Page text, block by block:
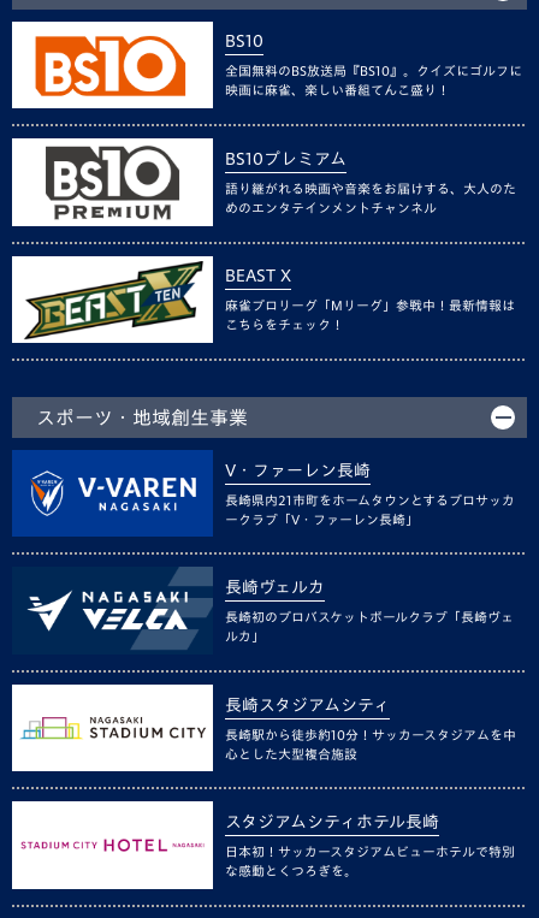
BS10
全国無料のBS放送局『BS10』。クイズにゴルフに
映画に麻雀、楽しい番組てんこ盛り！
BS10プレミアム
語り継がれる映画や音楽をお届けする、大人のた
めのエンタテインメントチャンネル
BEAST X
麻雀プロリーグ「Mリーグ」参戦中！最新情報は
こちらをチェック！
スポーツ・地域創生事業
V・ファーレン長崎
長崎県内21市町をホームタウンとするプロサッカ
ークラブ「V・ファーレン長崎」
長崎ヴェルカ
長崎初のプロバスケットボールクラブ「長崎ヴェ
ルカ」
長崎スタジアムシティ
長崎駅から徒歩約10分！サッカースタジアムを中
心とした大型複合施設
スタジアムシティホテル長崎
日本初！サッカースタジアムビューホテルで特別
な感動とくつろぎを。